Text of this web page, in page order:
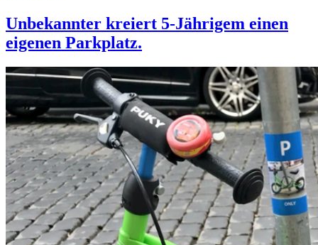
Unbekannter kreiert 5-Jährigem einen
eigenen Parkplatz.